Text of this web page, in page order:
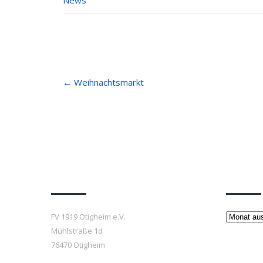
navigation
← Weihnachtsmarkt
FV 1919 Ötigheim e.V.
Mühlstraße 1d
76470 Ötigheim
Beiträge